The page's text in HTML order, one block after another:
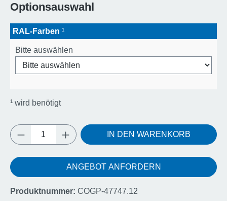
Optionsauswahl
RAL-Farben ¹
Bitte auswählen
¹ wird benötigt
Produkt Anzahl: Gib den gewünschten
IN DEN WARENKORB
ANGEBOT ANFORDERN
Produktnummer: COGP-47747.12